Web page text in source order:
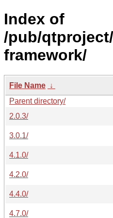
Index of
/pub/
framework/
File Name ↓
Parent directory/
2.0.3/
3.0.1/
4.1.0/
4.2.0/
4.4.0/
4.7.0/